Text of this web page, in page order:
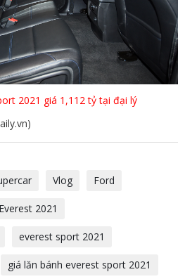
2021 giá 1,112 tỷ tại đại lý
Vlog Ford
2021
everest sport 2021
giá lăn bánh everest sport 2021